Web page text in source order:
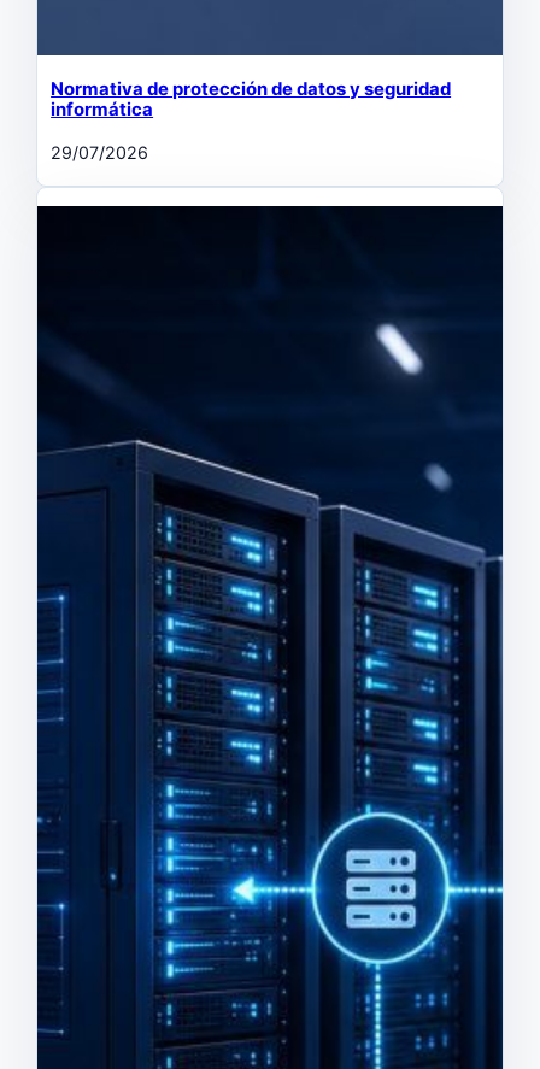
Normativa de protección de datos y seguridad
informática
29/07/2026